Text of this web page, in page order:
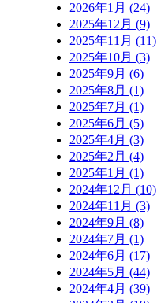
2026年1月 (24)
2025年12月 (9)
2025年11月 (11)
2025年10月 (3)
2025年9月 (6)
2025年8月 (1)
2025年7月 (1)
2025年6月 (5)
2025年4月 (3)
2025年2月 (4)
2025年1月 (1)
2024年12月 (10)
2024年11月 (3)
2024年9月 (8)
2024年7月 (1)
2024年6月 (17)
2024年5月 (44)
2024年4月 (39)